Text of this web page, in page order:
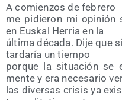
A comien­zos de febrero
me pidie­ron mi opi­nión
en Eus­kal Herria en la
últi­ma déca­da. Dije que
tar­da­ría un tiempo
por­que la situa­ción se
men­te y era nece­sa­rio
las diver­sas cri­sis ya